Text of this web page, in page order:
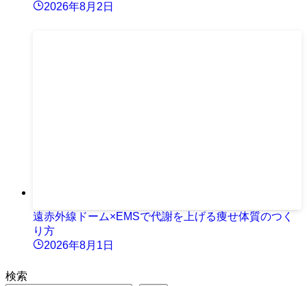
2026年8月2日
遠赤外線ドーム×EMSで代謝を上げる痩せ体質のつく
り方
2026年8月1日
検索